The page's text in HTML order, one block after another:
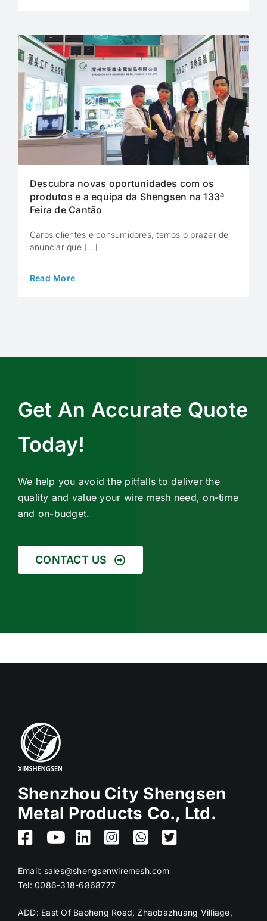
Descubra novas oportunidades com os
produtos e a equipa da Shengsen na 133ª
Feira de Cantão
Caros clientes e consumidores, temos o prazer de
anunciar que [...]
Read More
Get An Accurate Quote
Today!
We help you avoid the pitfalls to deliver the
quality and value your wire mesh need, on-time
and on-budget.
CONTACT US
Shenzhou City Shengsen
Metal Products Co., Ltd.
Email: sales@shengsenwiremesh.com
Tel: 0086-318-6868777
ADD: East Of Baoheng Road, Zhaobazhuang Villiage,